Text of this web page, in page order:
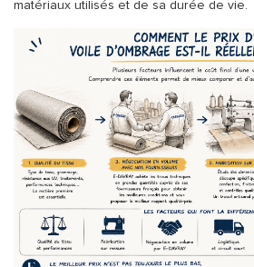
matériaux utilisés et de sa durée de vie.